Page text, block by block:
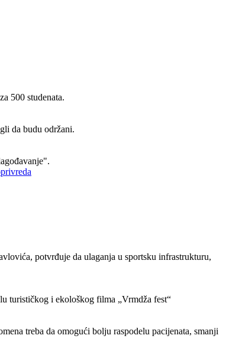
500 studenata.
da budu održani.
potvrđuje da ulaganja u sportsku infrastrukturu,
turističkog i ekološkog filma „Vrmdža fest“
treba da omogući bolju raspodelu pacijenata, smanji